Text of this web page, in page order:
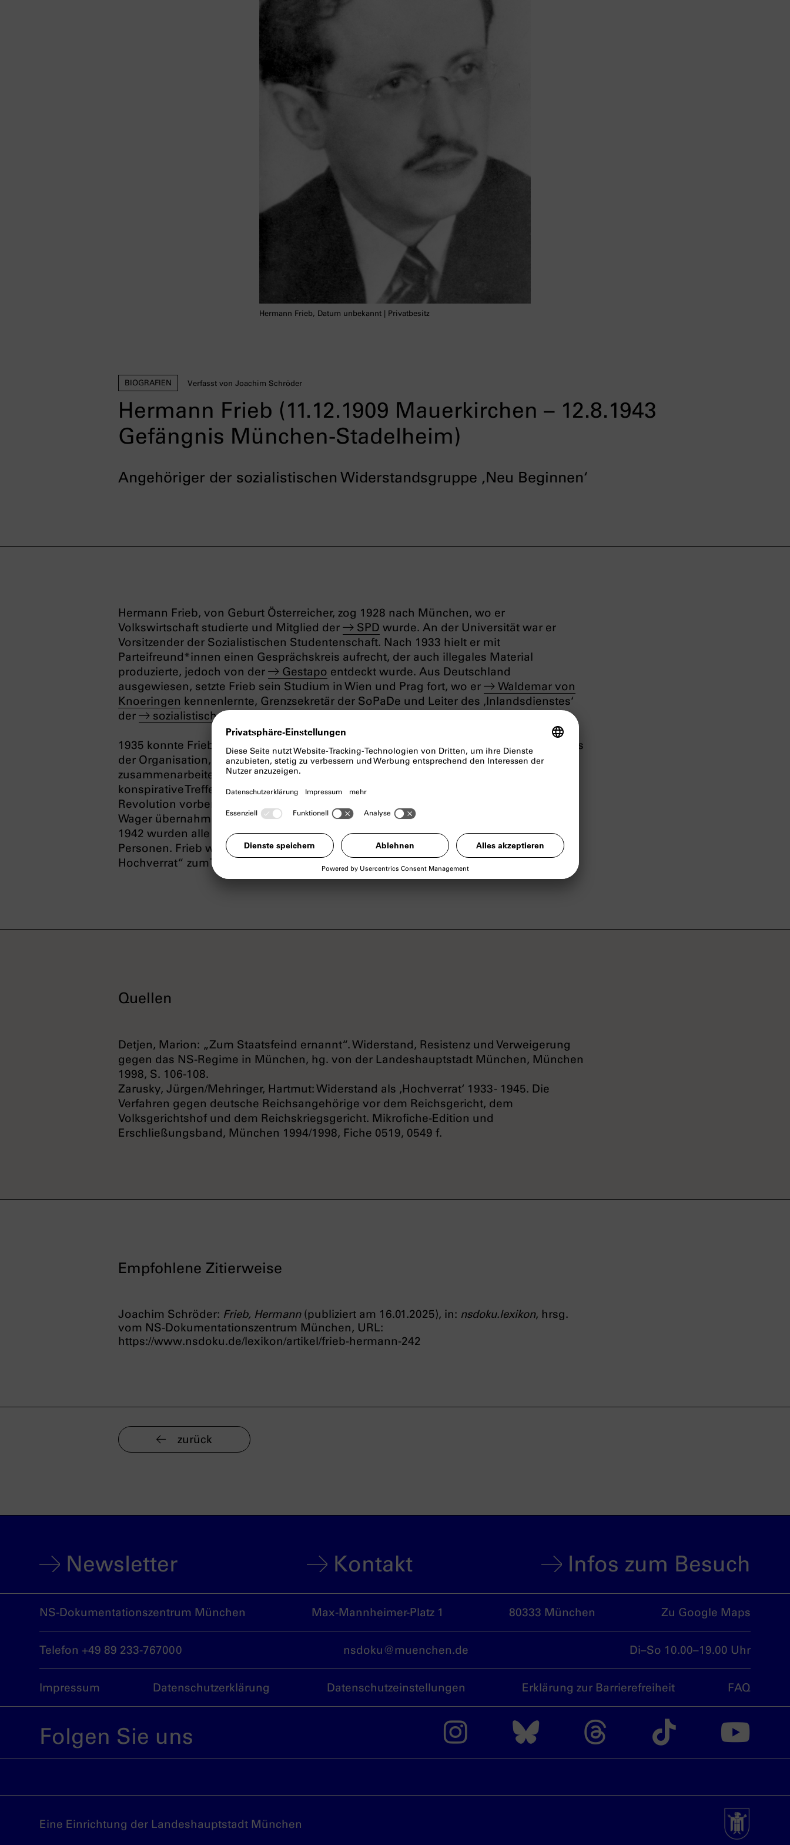
Hermann Frieb (11.12.1909 Mauerkirchen – 12.8.1943
Gefängnis München-Stadelheim)
BIOGRAFIEN Verfasst von Joachim Schröder
Angehöriger der sozialistischen Widerstandsgruppe ‚Neu Beginnen‘
Hermann Frieb, Datum unbekannt | Privatbesitz
Hermann Frieb, von Geburt Österreicher, zog 1928 nach München, wo er
Volkswirtschaft studierte und Mitglied der
SPD wurde. An der Universität war er
Vorsitzender der Sozialistischen Studentenschaft. Nach 1933 hielt er mit
Parteifreund*innen einen Gesprächskreis aufrecht, der auch illegales Material
produzierte, jedoch von der
Gestapo entdeckt wurde. Aus Deutschland
ausgewiesen, setzte Frieb sein Studium in Wien und Prag fort, wo er
Waldemar von
Knoeringen kennenlernte, Grenzsekretär der SoPaDe und Leiter des ‚Inlandsdienstes‘
der
sozialistischen Widerstandsorganisation ‚Neu Beginnen
1935 konnte Frieb nach München zurückkehren und wurde Kopf des Münchner Zweigs
der Organisation, die besonders eng mit der Augsburger Gruppe um
Bebo Wager
zusammenarbeitete. In Friebs Ferienhaus am Ammersee fanden zahlreiche
konspirative Treffen statt, in der sich die Gruppe auf die, wie sie meinte, kommende
Revolution vorbereiten wollte. Im August wurde Frieb zur
Wager übernahm die gesamte Führung der Organisation in Südbayern. Ab Februar
1942 wurden alle Gruppen von ‚Neu Beginnen‘ verhaftet – insgesamt etwa 200
Personen. Frieb wurde vom Volksgerichtshof am 27.5.1943 wegen „Vorbereitung zum
Hochverrat“ zum Tode verurteilt und am 12.8.1943 in
Stadelheim
Quellen
Detjen, Marion: „Zum Staatsfeind ernannt“. Widerstand, Resistenz und Verweigerung
gegen das NS-Regime in München, hg. von der Landeshauptstadt München, München
1998, S. 106-108.
Zarusky, Jürgen/Mehringer, Hartmut: Widerstand als ‚Hochverrat‘ 1933 - 1945. Die
Verfahren gegen deutsche Reichsangehörige vor dem Reichsgericht, dem
Volksgerichtshof und dem Reichskriegsgericht. Mikrofiche-Edition und
Erschließungsband, München 1994/1998, Fiche 0519, 0549 f.
Empfohlene Zitierweise
Joachim Schröder: Frieb, Hermann(publiziert am 16.01.2025), in: nsdoku.lexikon, hrsg.
vom NS-Dokumentationszentrum München, URL:
https://www.nsdoku.de/lexikon/artikel/frieb-hermann-242
zurück
Newsletter Kontakt Infos zum Besuch
NS-Dokumentationszentrum München Max-Mannheimer-Platz 1 80333 München Zu Google Maps
Telefon +49 89 233-767000 nsdoku@muenchen.de Di–So 10.00–19.00 Uhr
Impressum Datenschutzerklärung Datenschutzeinstellungen Erklärung zur Barrierefreiheit FAQ
Folgen Sie uns Das nsdoku München
Das nsdokuDas nsdoku
Das
Eine Einrichtung der Landeshauptstadt München